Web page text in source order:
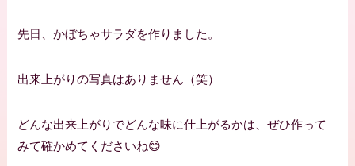
先日、かぼちゃサラダを作りました。
出来上がりの写真はありません（笑）
どんな出来上がりでどんな味に仕上がるかは、ぜひ作って
みて確かめてくださいね😊